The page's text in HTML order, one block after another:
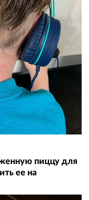
пиццу для
ее на